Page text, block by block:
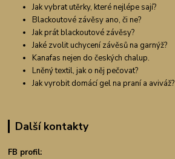
Jak vybrat utěrky, které nejlépe sají?
Blackoutové závěsy ano, či ne?
Jak prát blackoutové závěsy?
Jaké zvolit uchycení závěsů na garnýž?
Kanafas nejen do českých chalup.
Lněný textil, jak o něj pečovat?
Jak vyrobit domácí gel na praní a aviváž?
Další kontakty
FB profil: